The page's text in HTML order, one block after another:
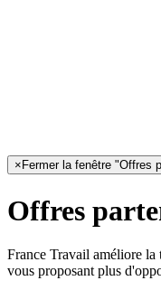
× Fermer la fenêtre "Offres
Offres
France Travail améliore la
vous proposant plus